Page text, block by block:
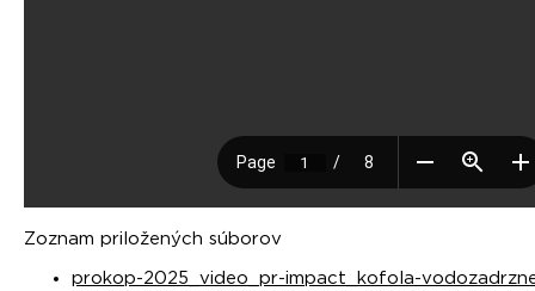
Zoznam priložených súborov
prokop-2025_video_pr-impact_kofola-